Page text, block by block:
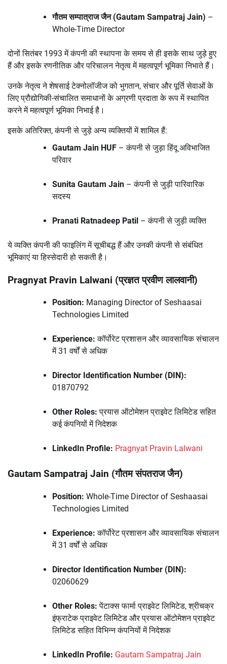
गौतम सम्पात्राज जैन (Gautam Sampatraj Jain) –
Whole-Time Director
दोनों सितंबर 1993 में कंपनी की स्थापना के समय से ही इसके साथ जुड़े हुए
हैं और इसके रणनीतिक और परिचालन नेतृत्व में महत्वपूर्ण भूमिका निभाते हैं।
उनके नेतृत्व ने शेषसाई टेक्नोलॉजीज को भुगतान, संचार और पूर्ति सेवाओं के
लिए प्रौद्योगिकी-संचालित समाधानों के अग्रणी प्रदाता के रूप में स्थापित
करने में महत्वपूर्ण भूमिका निभाई है।
इसके अतिरिक्त, कंपनी से जुड़े अन्य व्यक्तियों में शामिल हैं:
Gautam Jain HUF – कंपनी से जुड़ा हिंदू अविभाजित
परिवार
Sunita Gautam Jain – कंपनी से जुड़ी पारिवारिक
सदस्य
Pranati Ratnadeep Patil – कंपनी से जुड़ी व्यक्ति
ये व्यक्ति कंपनी की फाइलिंग में सूचीबद्ध हैं और उनकी कंपनी से संबंधित
भूमिकाएं या हिस्सेदारी हो सकती है।
Pragnyat Pravin Lalwani (प्रज्ञत प्रवीण लालवानी)
Position: Managing Director of Seshaasai
Technologies Limited
Experience: कॉर्पोरेट प्रशासन और व्यावसायिक संचालन
में 31 वर्षों से अधिक
Director Identification Number (DIN):
01870792
Other Roles: प्रयास ऑटोमेशन प्राइवेट लिमिटेड सहित
कई कंपनियों में निदेशक
LinkedIn Profile: Pragnyat Pravin Lalwani
Gautam Sampatraj Jain (गौतम संपतराज जैन)
Position: Whole-Time Director of Seshaasai
Technologies Limited
Experience: कॉर्पोरेट प्रशासन और व्यावसायिक संचालन
में 31 वर्षों से अधिक
Director Identification Number (DIN):
02060629
Other Roles: पेंटाक्स फार्मा प्राइवेट लिमिटेड, श्रीचक्र
इंफ्राटेक प्राइवेट लिमिटेड और प्रयास ऑटोमेशन प्राइवेट
लिमिटेड सहित विभिन्न कंपनियों में निदेशक
LinkedIn Profile: Gautam Sampatraj Jain